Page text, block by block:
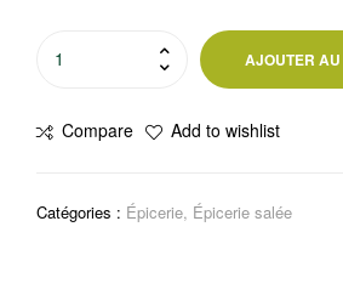
soja
Resto
AJOUTER
Compare Add to wishlist
Catégories : Épicerie, Épicerie salée